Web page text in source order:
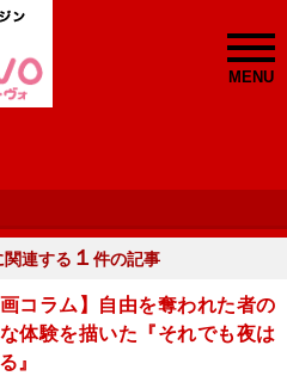
MENU
関連する １ 件の記事
画コラム】自由を奪われた者の
体験を描いた『それでも夜は
』